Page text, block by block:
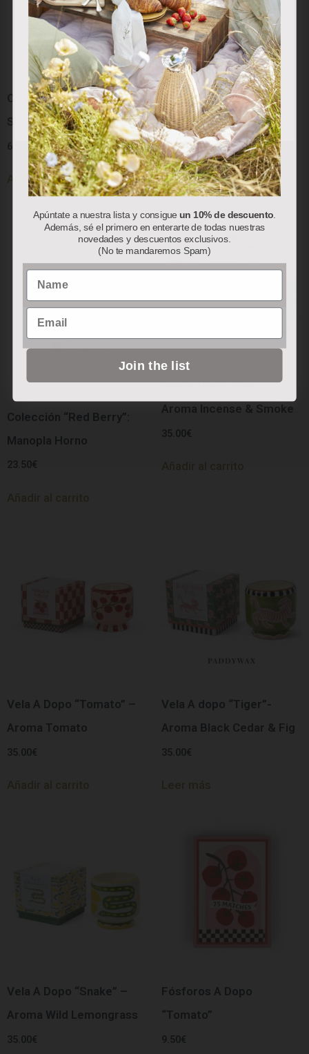
Colección “Red Berry”:
Servilletas de Papel
6.50 €
Añadir al carrito
Colección “Red Berry”:
Bolsa Térmica
78.00 €
Añadir al carrito
Colección “Red Berry”:
Manopla Horno
23.50€
Vela A Dopo “Eye” –
Aroma Incense & Smoke
35.00€
Vela A Dopo “Tomato” –
Aroma Tomato
35.00€
Vela A dopo “Tiger”-
Aroma Black Cedar & Fig
35.00€
Vela A Dopo “Snake” –
Aroma Wild Lemongrass
35.00€
Fósforos A Dopo
“Tomato”
9.50€
nuestros servicios y mostrarle publicidad relacionada con
sus preferencias en base a un perfil elaborado a partir de
sus hábitos de navegación (por ejemplo, páginas
visitadas). Puede obtener más información y configurar
sus preferencias.
Aceptar Rechazar Personalizar
Apúntate a nuestra lista y consigue un 10% de descuento
Además, sé el primero en enterarte de todas nuestras
novedades y descuentos exclusivos.
(No te mandaremos Spam)
Name
Email
Join the list